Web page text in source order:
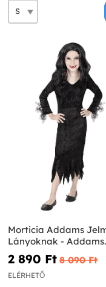
Morticia Addams
Lányoknak - Addams
Family
2 890 Ft‎ 8 090 Ft‎
ELÉRHETŐ